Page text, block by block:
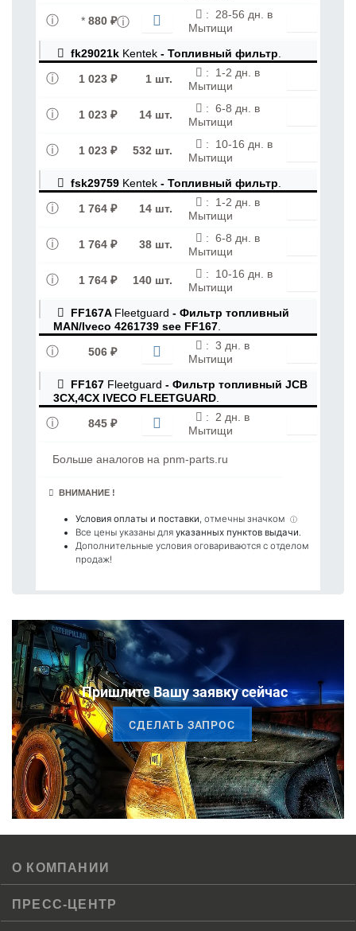
* 880 ₽ :
28-56 дн. в
Мытищи
fk29021k Kentek - Топливный фильтр
1 023 ₽
1 шт. :
1-2 дн. в
Мытищи
1 023 ₽ 14 шт. : 6-8 дн. в
Мытищи
1 023 ₽ 532 шт. :
10-16 дн. в
Мытищи
fsk29759 Kentek - Топливный фильтр
1 764 ₽
14 шт. :
1-2 дн. в
Мытищи
1 764 ₽ 38 шт. : 6-8 дн. в
Мытищи
1 764 ₽ 140 шт. :
10-16 дн. в
Мытищи
FF167A Fleetguard - Фильтр топливный
MAN/Iveco 4261739 see FF167
506 ₽
: 3 дн. в
Мытищи
FF167 Fleetguard - Фильтр топливный JCB
3CX,4CX IVECO FLEETGUARD
845 ₽
:
2 дн. в
Мытищи
Больше аналогов на pnm-parts.ru
ВНИМАНИЕ !
Условия оплаты и поставки, отмечны значком ⓘ
Все цены указаны для указанных пунктов выдачи.
Дополнительные условия оговариваются с отделом
продаж!
Пришлите Вашу заявку сейчас
CДЕЛАТЬ ЗАПРОС
О КОМПАНИИ
ПРЕСС-ЦЕНТР